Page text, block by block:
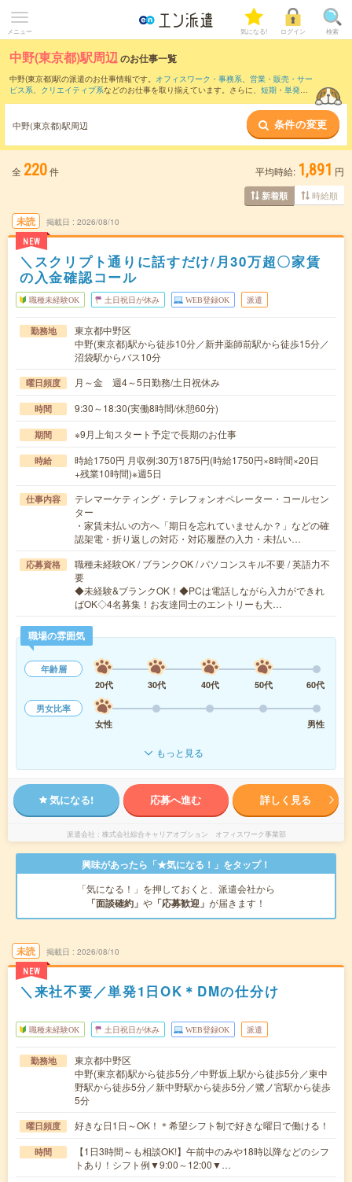
メニュー 気になる! ログイン 検索
中野(東京都)駅周辺のお仕事一覧
中野(東京都)駅の派遣のお仕事情報です。 オフィスワーク・事務系、 営業・販売・サー
ビス系、 クリエイティブ系などのお仕事を取り揃えています。さらに、 短期 ・ 単発な
また、新宿駅・西新宿駅
など近隣駅のお仕事
もご確認いただけます。
中野(東京都)駅周辺 条件の変更
全 220件 平均時給: 1,891 円
新着順 時給順
未読
NEW
掲載日 2026/08/10
＼スクリプト通りに話すだけ/月30万超〇家賃
の入金確認コール
職種未経験OK 土日祝日が休み WEB登録OK 派遣
勤務地
東京都中野区
中野(東京都)駅から徒歩10分／新井薬師前駅から徒歩15分／
沼袋駅からバス10分
曜日頻度 月～金 週4～5日勤務/土日祝休み
時間 9:30～18:30(実働8時間/休憩60分)
期間 ※9月上旬スタート予定で長期のお仕事
時給
時給1750円 月収例:30万1875円(時給1750円×8時間×20日
+残業10時間)※週5日
仕事内容
テレマーケティング・テレフォンオペレーター・コールセン
ター
・家賃未払いの方へ「期日を忘れていませんか？」などの確
認架電・折り返しの対応・対応履歴の入力・未払い…
応募資格
職種未経験OK / ブランクOK / パソコンスキル不要 / 英語力不
要
◆未経験&ブランクOK！◆PCは電話しながら入力ができれ
ばOK◇4名募集！お友達同士のエントリーも大…
職場の雰囲気
年齢層
20代
30代 40代 50代
60代
男女比率
女性
男性
もっと見る
気になる! 応募へ進む 詳しく見る
派遣会社 株式会社綜合キャリアオプション オフィスワーク事業部
興味があったら「★気になる！」をタップ！
「気になる！」を押しておくと、派遣会社から
「面談確約」 や 「応募歓迎」 が届きます！
未読
NEW
掲載日 2026/08/10
＼来社不要／単発1日OK＊DMの仕分け
職種未経験OK 土日祝日が休み WEB登録OK 派遣
勤務地
東京都中野区
中野(東京都)駅から徒歩5分／中野坂上駅から徒歩5分／東中
野駅から徒歩5分／新中野駅から徒歩5分／鷺ノ宮駅から徒歩
5分
曜日頻度 好きな日1日～OK！＊希望シフト制で好きな曜日で働ける！
時間
【1日3時間～も相談OK!】午前中のみや18時以降などのシフ
トあり！シフト例▼9:00～12:00▼…